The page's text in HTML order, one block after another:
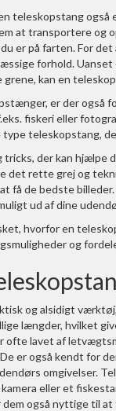
teleskopstang
at transportere og
er på farten. For
forhold.
kan en
er der også
fiskeri eller
teleskopstang,
tricks, der kan hjælpe
det rette grej og
få de bedste
ud af dine
hvorfor en
og
og alsidigt
længder, hvilket
lavet af
er også kendt for
omgivelser.
eller et
også nyttige til